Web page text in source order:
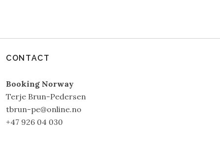
CONTACT
Booking Norway
Terje Brun-Pedersen
tbrun-pe@online.no
+47 926 04 030